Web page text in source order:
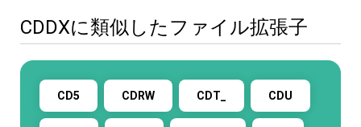
CDDXに類似したファイル拡張子
CD5 CDRW CDT_ CDU